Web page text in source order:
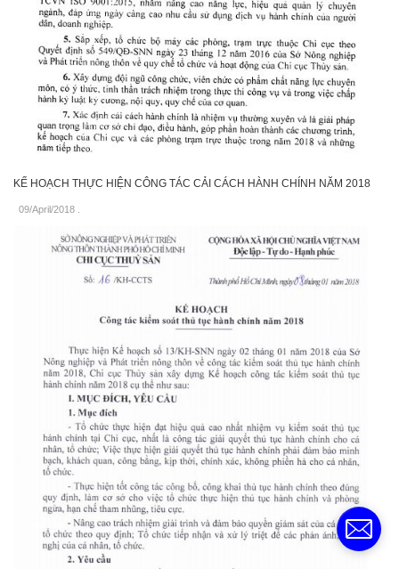
KẾ HOẠCH THỰC HIỆN CÔNG TÁC CẢI CÁCH HÀNH CHÍNH NĂM 2018
09/April/2018